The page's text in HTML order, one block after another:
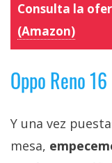
Consulta la
(Amazon)
Oppo Reno
Y una vez
mesa,